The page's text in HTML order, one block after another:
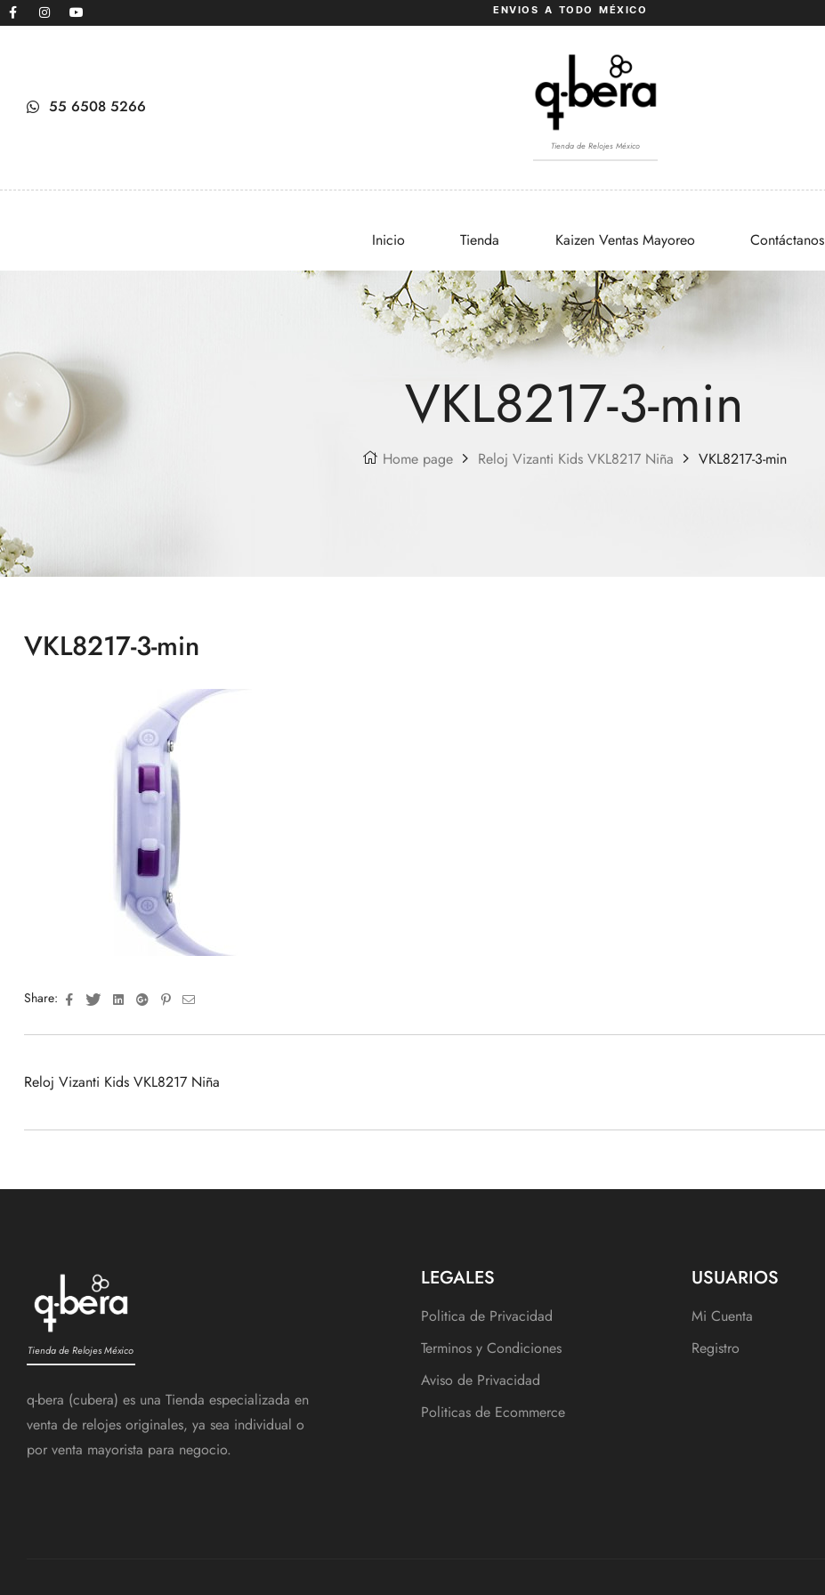
ENVIOS A TODO MÉXICO
55 6508 5266
Tienda de Relojes México
Inicio Tienda Kaizen Ventas Mayoreo Contáctanos
VKL8217-3-min
Home page Reloj Vizanti Kids VKL8217 Niña VKL8217-3-min
VKL8217-3-min
Share: FacebookTwitterLinkedinGoogle+Pinterest
Email
Reloj Vizanti Kids VKL8217 Niña
Tienda de Relojes México
q-bera (cubera) es una Tienda especializada en
venta de relojes originales, ya sea individual o
por venta mayorista para negocio.
LEGALES
Politica de Privacidad
Terminos y Condiciones
Aviso de Privacidad
Politicas de Ecommerce
USUARIOS
Mi Cuenta
Registro